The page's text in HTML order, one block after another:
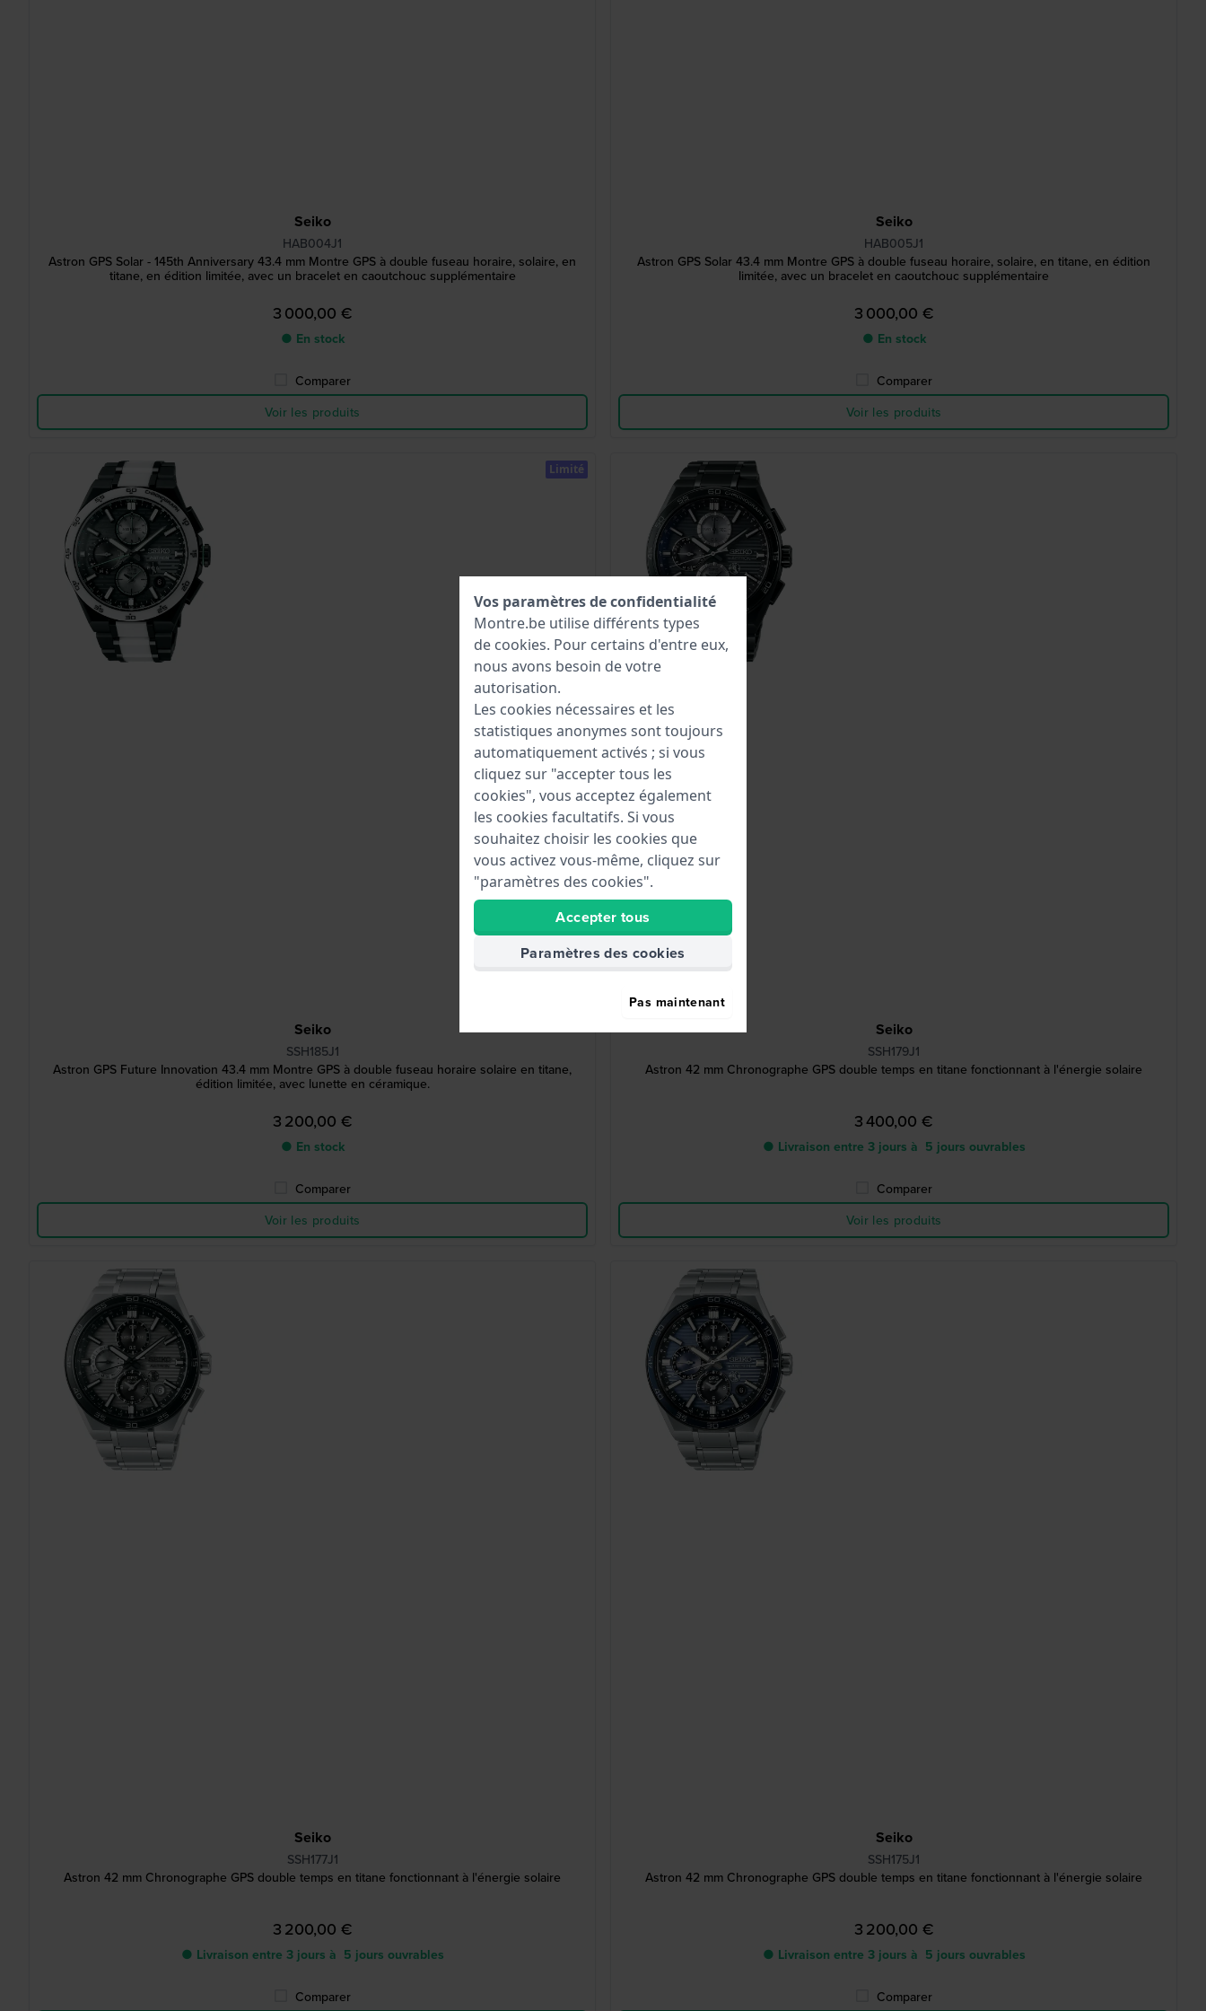
Seiko
HAB004J1
Astron GPS Solar - 145th Anniversary 43.4 mm Montre GPS à double fuseau horaire, solaire, en
titane, en édition limitée, avec un bracelet en caoutchouc supplémentaire
3 000,00 €
● En stock
Comparer
Voir les produits
Seiko
HAB005J1
Astron GPS Solar 43.4 mm Montre GPS à double fuseau horaire, solaire, en titane, en édition
limitée, avec un bracelet en caoutchouc supplémentaire
3 000,00 €
● En stock
Comparer
Voir les produits
Seiko
SSH185J1
Astron GPS Future Innovation 43.4 mm Montre GPS à double fuseau horaire solaire en titane,
édition limitée, avec lunette en céramique.
3 200,00 €
● En stock
Comparer
Voir les produits
Limité
Seiko
SSH179J1
Astron 42 mm Chronographe GPS double temps en titane fonctionnant à l'énergie solaire
3 400,00 €
● Livraison entre 3 jours à 5 jours ouvrables
Comparer
Voir les produits
Seiko
SSH177J1
Astron 42 mm Chronographe GPS double temps en titane fonctionnant à l'énergie solaire
3 200,00 €
● Livraison entre 3 jours à 5 jours ouvrables
Comparer
Seiko
SSH175J1
Astron 42 mm Chronographe GPS double temps en titane fonctionnant à l'énergie solaire
3 200,00 €
● Livraison entre 3 jours à 5 jours ouvrables
Comparer
Vos paramètres de confidentialité
Montre.be utilise différents types
de cookies. Pour certains d'entre eux,
nous avons besoin de votre
autorisation.
Les cookies nécessaires et les
statistiques anonymes sont toujours
automatiquement activés ; si vous
cliquez sur "accepter tous les
cookies", vous acceptez également
les cookies facultatifs. Si vous
souhaitez choisir les cookies que
vous activez vous-même, cliquez sur
"paramètres des cookies".
Accepter tous
Paramètres des cookies
Pas maintenant